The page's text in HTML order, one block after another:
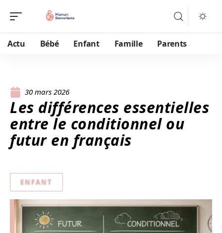
Actu Bébé Enfant Famille Parents
30 mars 2026
Les différences essentielles
entre le conditionnel ou
futur en français
ENFANT